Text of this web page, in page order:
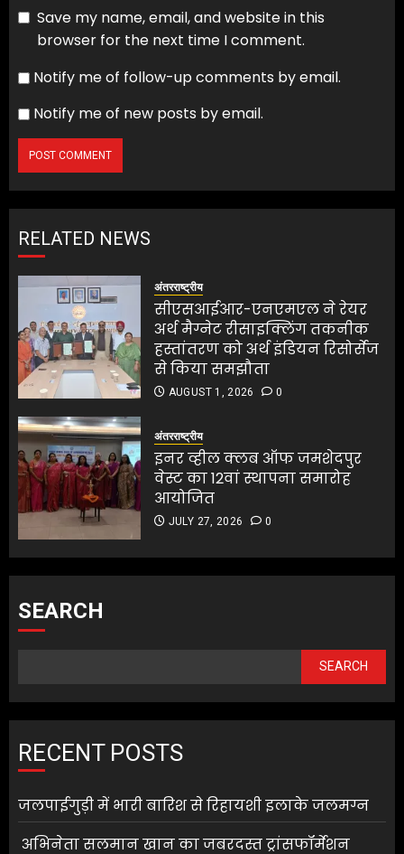
Save my name, email, and website in this
browser for the next time I comment.
Notify me of follow-up comments by email.
Notify me of new posts by email.
RELATED NEWS
अंतरराष्ट्रीय
सीएसआईआर-एनएमएल ने रेयर
अर्थ मैग्नेट रीसाइक्लिंग तकनीक
हस्तांतरण को अर्थ इंडियन रिसोर्सेज
से किया समझौता
AUGUST 1, 2026 0
अंतरराष्ट्रीय
इनर व्हील क्लब ऑफ जमशेदपुर
वेस्ट का 12वां स्थापना समारोह
आयोजित
JULY 27, 2026 0
SEARCH
SEARCH
RECENT POSTS
जलपाईगुड़ी में भारी बारिश से रिहायशी इलाके जलमग्न
अभिनेता सलमान खान का जबरदस्त ट्रांसफॉर्मेशन